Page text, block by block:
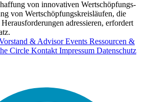
von innovativen Wertschöpfungs-
von Wertschöpfungskreisläufen, die
adressieren, erfordert
& AdvisorEvents Ressourcen &
Circle Kontakt Impressum Datenschutz